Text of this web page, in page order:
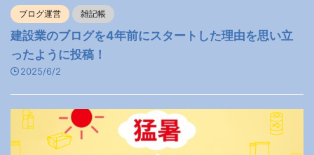
ブログ運営 雑記帳
建設業のブログを4年前にスタートした理由を思い立
ったように投稿！
2025/6/2